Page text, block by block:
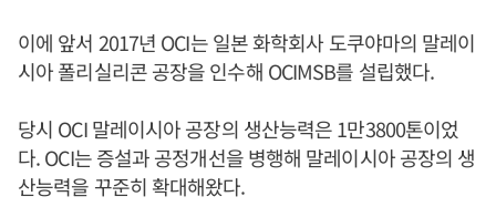
이에 앞서 2017년 OCI는 일본 화학회사 도쿠야마의 말레이
시아 폴리실리콘 공장을 인수해 OCIMSB를 설립했다.
당시 OCI 말레이시아 공장의 생산능력은 1만3800톤이었
다. OCI는 증설과 공정개선을 병행해 말레이시아 공장의 생
산능력을 꾸준히 확대해왔다.